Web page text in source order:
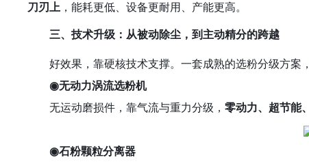
刀刃上 ，能耗更低、设备更耐用、产能更高。
三、技术升级：从被动除尘，到主动精分的跨越
好效果，靠硬核技术支撑。一套成熟的选粉分级方案
◉无动力涡流选粉机
无运动磨损件，靠气流与重力分级，零动力、超节能
◉石粉颗粒分离器